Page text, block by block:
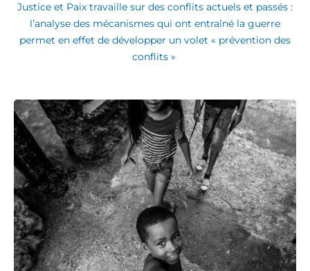
Justice et Paix travaille sur des conflits actuels et passés :
l’analyse des mécanismes qui ont entraîné la guerre
permet en effet de développer un volet « prévention des
conflits »